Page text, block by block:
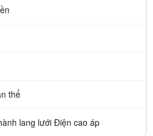
thể
lang lưới Điện cao áp